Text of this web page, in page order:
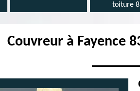
toiture
Couvreur à Fayence